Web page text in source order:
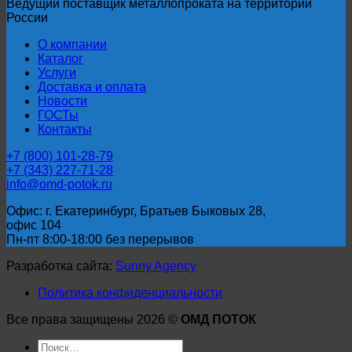
Ведущий поставщик металлопроката на территории
России
О компании
Каталог
Услуги
Доставка и оплата
Новости
ГОСТы
Контакты
+7 (800) 101-28-79
+7 (343) 227-71-28
info@omd-potok.ru
Офис: г. Екатеринбург, Братьев Быковых 28,
офис 104
Пн-пт 8:00-18:00 без перерывов
Разработка сайта: Sunny Agency
Политика конфиденциальности
Все права защищены 2026 © ОМД ПОТОК
Искать: